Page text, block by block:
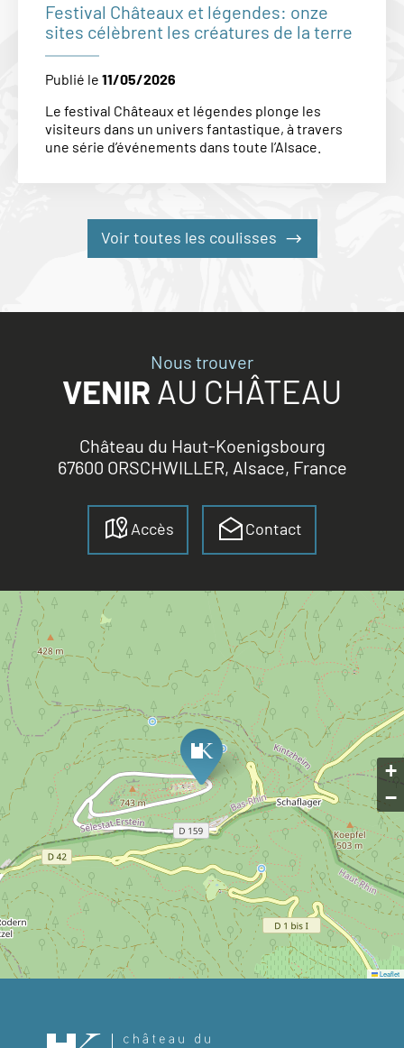
Festival Châteaux et légendes: onze
sites célèbrent les créatures de la terre
Publié le 11/05/2026
Le festival Châteaux et légendes plonge les
visiteurs dans un univers fantastique, à travers
une série d’événements dans toute l’Alsace.
Voir toutes les coulisses
Nous trouver
VENIR AU CHÂTEAU
Château du Haut-Koenigsbourg
67600 ORSCHWILLER, Alsace, France
Accès Contact
+
−
Leaflet